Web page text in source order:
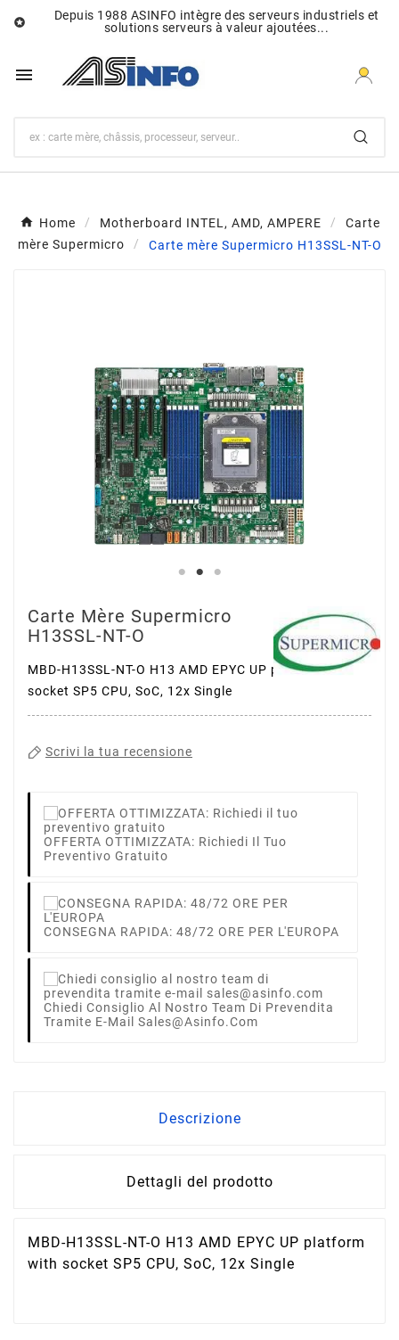

Depuis 1988 ASINFO intègre des serveurs industriels et
solutions serveurs à valeur ajoutées...

Home Motherboard INTEL, AMD, AMPERE
Carte
mère Supermicro
Carte mère Supermicro H13SSL-NT-O
Carte Mère Supermicro
H13SSL-NT-O
MBD-H13SSL-NT-O H13 AMD EPYC UP platform with
socket SP5 CPU, SoC, 12x Single
Scrivi la tua recensione
OFFERTA OTTIMIZZATA: Richiedi Il Tuo
Preventivo Gratuito
CONSEGNA RAPIDA: 48/72 ORE PER L'EUROPA
Chiedi Consiglio Al Nostro Team Di Prevendita
Tramite E-Mail Sales@asinfo.com
Descrizione
Dettagli del prodotto
MBD-H13SSL-NT-O H13 AMD EPYC UP platform
with socket SP5 CPU, SoC, 12x Single